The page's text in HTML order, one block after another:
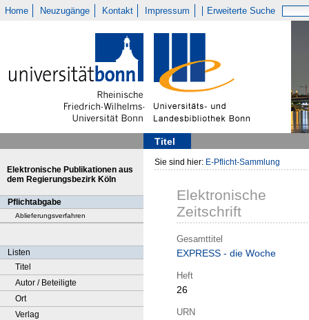
Home Neuzugänge Kontakt Impressum Erweiterte Suche
Titel
Elektronische Publikationen aus
dem Regierungsbezirk Köln
Pflichtabgabe
Ablieferungsverfahren
Listen
Titel
Autor / Beteiligte
Ort
Verlag
Sie sind hier: E-Pflicht-Sammlung
Elektronische
Zeitschrift
Gesamttitel
EXPRESS - die Woche
Heft
26
URN